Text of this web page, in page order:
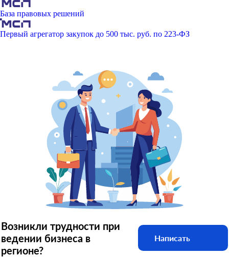
База правовых решений
Первый агрегатор закупок до 500 тыс. руб. по 223-ФЗ
Возникли трудности при
ведении бизнеса в
регионе?
Написать